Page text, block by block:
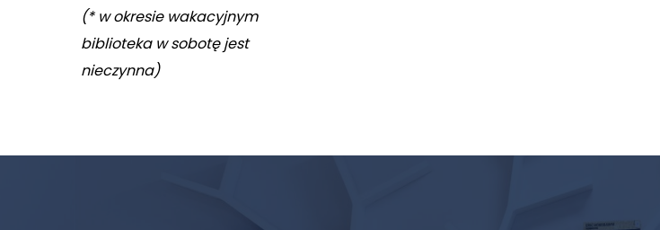
(* w okresie wakacyjnym
biblioteka w sobotę jest
nieczynna)
Newsletter
spersonalizowanych
treści i ofert.